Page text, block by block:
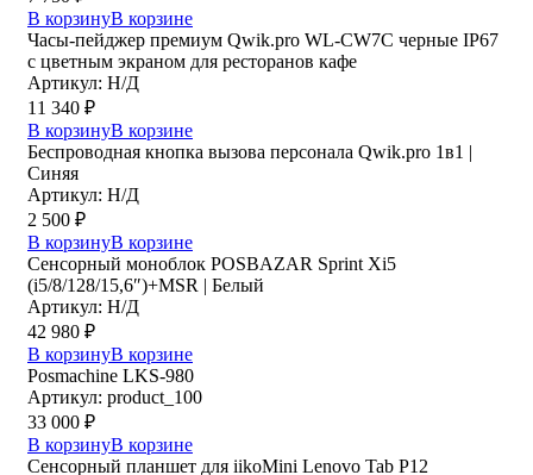
В корзинуВ корзине
Часы-пейджер премиум Qwik.pro WL-CW7C черные IP67
с цветным экраном для ресторанов кафе
Артикул: Н/Д
11 340 ₽
В корзинуВ корзине
Беспроводная кнопка вызова персонала Qwik.pro 1в1 |
Cиняя
Артикул: Н/Д
2 500 ₽
В корзинуВ корзине
Сенсорный моноблок POSBAZAR Sprint Хi5
(i5/8/128/15,6″)+MSR | Белый
Артикул: Н/Д
42 980 ₽
В корзинуВ корзине
Posmaсhine LKS-980
Артикул: product_100
33 000 ₽
В корзинуВ корзине
Сенсорный планшет для iikoMini Lenovo Tab P12